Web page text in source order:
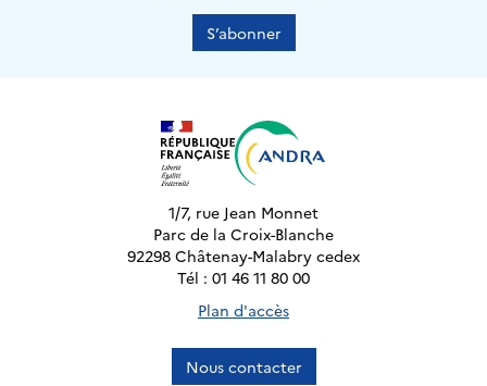
S’abonner
1/7, rue Jean Monnet
Parc de la Croix-Blanche
92298 Châtenay-Malabry cedex
Tél : 01 46 11 80 00
Plan d'accès
Nous contacter